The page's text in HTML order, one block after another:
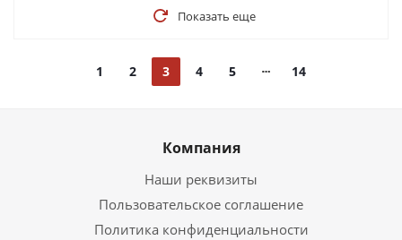
Показать еще
1 2 3 4 5 14
Компания
Наши реквизиты
Пользовательское соглашение
Политика конфиденциальности